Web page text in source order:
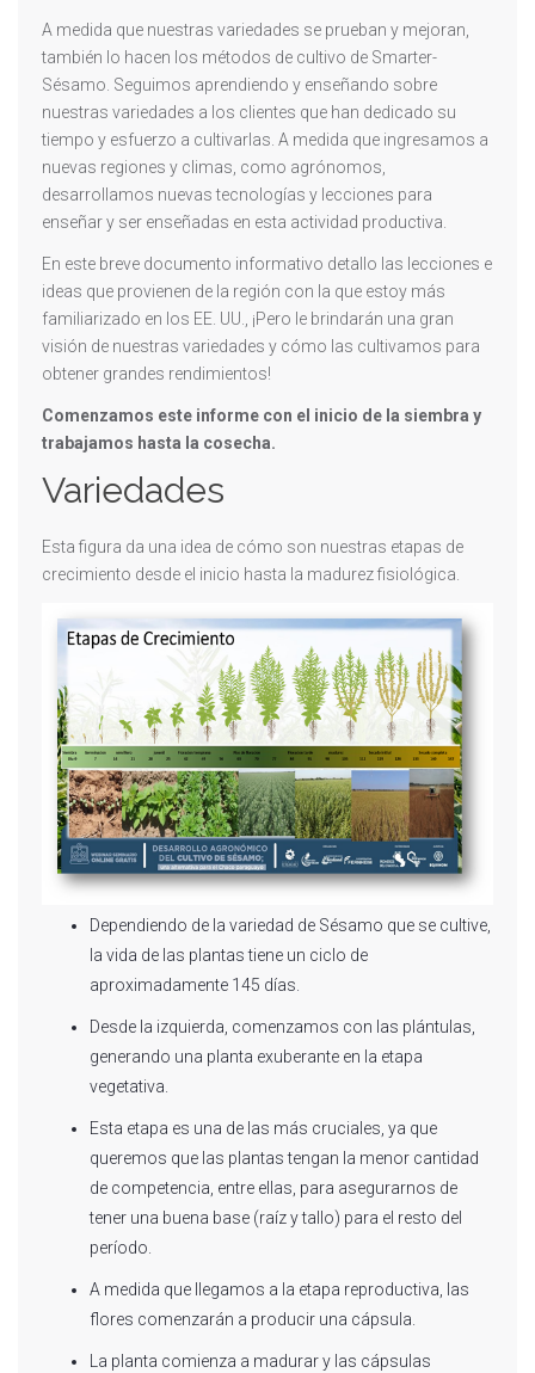
A medida que nuestras variedades se prueban y mejoran,
también lo hacen los métodos de cultivo de Smarter-
Sésamo. Seguimos aprendiendo y enseñando sobre
nuestras variedades a los clientes que han dedicado su
tiempo y esfuerzo a cultivarlas. A medida que ingresamos a
nuevas regiones y climas, como agrónomos,
desarrollamos nuevas tecnologías y lecciones para
enseñar y ser enseñadas en esta actividad productiva.
En este breve documento informativo detallo las lecciones e
ideas que provienen de la región con la que estoy más
familiarizado en los EE. UU., ¡Pero le brindarán una gran
visión de nuestras variedades y cómo las cultivamos para
obtener grandes rendimientos!
Comenzamos este informe con el inicio de la siembra y
trabajamos hasta la cosecha.
Variedades
Esta figura da una idea de cómo son nuestras etapas de
crecimiento desde el inicio hasta la madurez fisiológica.
Dependiendo de la variedad de Sésamo que se cultive,
la vida de las plantas tiene un ciclo de
aproximadamente 145 días.
Desde la izquierda, comenzamos con las plántulas,
generando una planta exuberante en la etapa
vegetativa.
Esta etapa es una de las más cruciales, ya que
queremos que las plantas tengan la menor cantidad
de competencia, entre ellas, para asegurarnos de
tener una buena base (raíz y tallo) para el resto del
período.
A medida que llegamos a la etapa reproductiva, las
flores comenzarán a producir una cápsula.
La planta comienza a madurar y las cápsulas